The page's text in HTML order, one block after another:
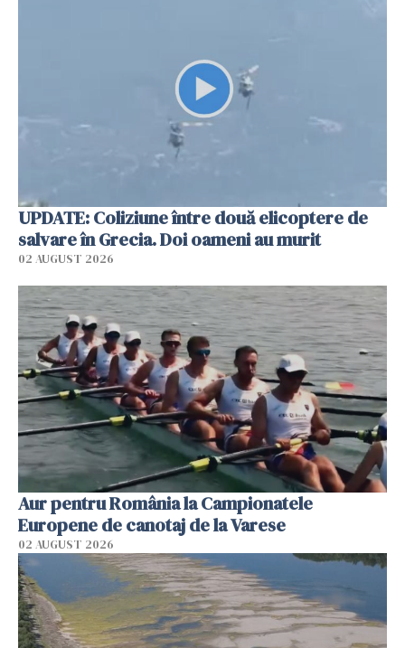
UPDATE: Coliziune între două elicoptere de
salvare în Grecia. Doi oameni au murit
02 AUGUST 2026
Aur pentru România la Campionatele
Europene de canotaj de la Varese
02 AUGUST 2026